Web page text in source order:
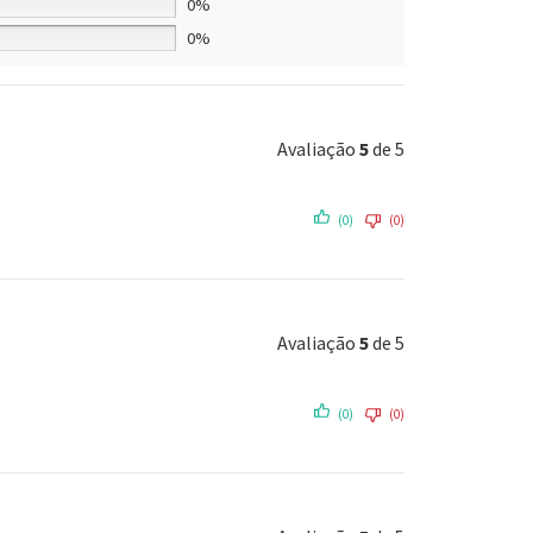
0%
0%
Avaliação5de 5
(0) (0)
Avaliação5de 5
(0) (0)